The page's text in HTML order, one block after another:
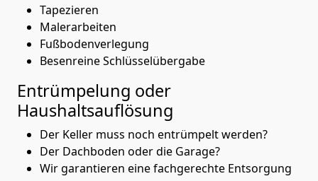
Tapezieren
Malerarbeiten
Fußbodenverlegung
Besenreine Schlüsselübergabe
Entrümpelung oder
Haushaltsauflösung
Der Keller muss noch entrümpelt werden?
Der Dachboden oder die Garage?
Wir garantieren eine fachgerechte Entsorgung